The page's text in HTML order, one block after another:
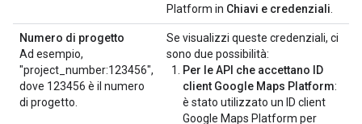
Platform in Chiavi e credenziali
Numero di progetto
Ad esempio,
"project_number:123456",
dove 123456 è il numero
di progetto.
Se visualizzi queste credenziali, ci
sono due possibilità:
Per le API che accettano ID
client Google Maps Platform:
è stato utilizzato un ID client
Google Maps Platform per